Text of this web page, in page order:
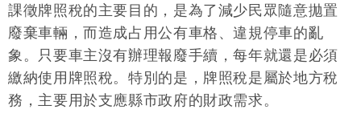
課徵牌照稅的主要目的，是為了減少民眾隨意拋置
廢棄車輛，而造成占用公有車格、違規停車的亂
象。只要車主沒有辦理報廢手續，每年就還是必須
繳納使用牌照稅。特別的是，牌照稅是屬於地方稅
務，主要用於支應縣市政府的財政需求。